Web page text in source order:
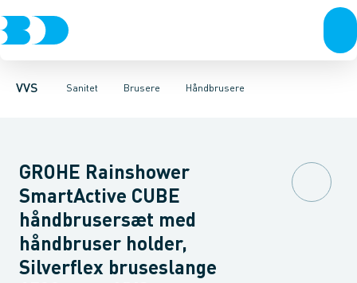
VVS Sanitet
Rør & fittingsPressfittings & rørKuglehaner & ventiler
Brusere
Toiletter, sæder og cisterner VaskeArmaturer
Håndbrusere
HåndbrusereBruseslanger BrusesætBrusestænger
GROHE Rainshower
SmartActive CUBE
håndbrusersæt med
håndbruser holder,
Silverflex bruseslange